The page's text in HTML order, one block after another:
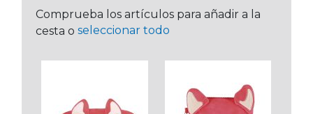
Comprueba los artículos para añadir a la
cesta o seleccionar todo